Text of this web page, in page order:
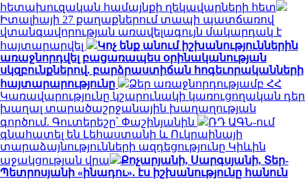
հետախուզական համայնքի ղեկավարների հետ
Իտալիայի 27 քաղաքներում տապի պատճառով
վտանգավորության առավելագույն մակարդակ է
հայտարարվել
Կոչ ենք անում իշխանություններին
առաջնորդվել բացառապես օրինականության
սկզբունքներով. բարձրաստիճան հոգեւորականների
հայտարարությունը
Ձեր առաջնորդությամբ ՀՀ
Կառավարությունը կշարունակի կառուցողական դեր
խաղալ տարածաշրջանային խաղաղության
գործում. Գուտերեշը՝ Փաշինյանին
ՌԴ ԱԳՆ-ում
գնահատել են Լեհաստանի և Ուկրաինայի
տարաձայնությունների ազդեցությունը Կիևին
աջակցության վրա
Քոչարյանի, Սարգսյանի, Տեր-
Պետրոսյանի «ինադու». էս իշխանությունը հանուն